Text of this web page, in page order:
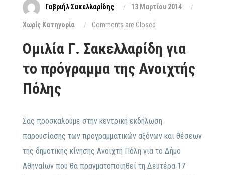
Γαβριήλ Σακελλαρίδης 13 Μαρτίου 2014
Xωρίς Κατηγορία Comments are Closed
Ομιλία Γ. Σακελλαρίδη για
το πρόγραμμα της Ανοιχτής
Πόλης
Σας προσκαλούμε στην κεντρική εκδήλωση
παρουσίασης των προγραμματικών αξόνων και θέσεων
της δημοτικής κίνησης Ανοιχτή Πόλη για το Δήμο
Αθηναίων που θα πραγματοποιηθεί τη Δευτέρα 17